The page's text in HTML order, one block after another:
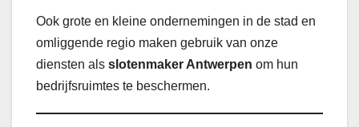
Ook grote en kleine ondernemingen in de stad en
omliggende regio maken gebruik van onze
diensten als slotenmaker Antwerpen om hun
bedrijfsruimtes te beschermen.